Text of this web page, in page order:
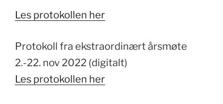
Les protokollen her
Protokoll fra ekstraordinært årsmøte
2.-22. nov 2022 (digitalt)
Les protokollen her